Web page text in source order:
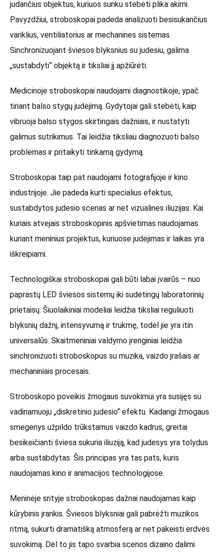
judančius objektus, kuriuos sunku stebėti plika akimi.
Pavyzdžiui, stroboskopai padeda analizuoti besisukančius
variklius, ventiliatorius ar mechanines sistemas.
Sinchronizuojant šviesos blyksnius su judesiu, galima
„sustabdyti“ objektą ir tiksliai jį apžiūrėti.
Medicinoje stroboskopai naudojami diagnostikoje, ypač
tiriant balso stygų judėjimą. Gydytojai gali stebėti, kaip
vibruoja balso stygos skirtingais dažniais, ir nustatyti
galimus sutrikimus. Tai leidžia tiksliau diagnozuoti balso
problemas ir pritaikyti tinkamą gydymą.
Stroboskopai taip pat naudojami fotografijoje ir kino
industrijoje. Jie padeda kurti specialius efektus,
sustabdytos judesio scenas ar net vizualines iliuzijas. Kai
kuriais atvejais stroboskopinis apšvietimas naudojamas
kuriant meninius projektus, kuriuose judėjimas ir laikas yra
iškreipiami.
Technologiškai stroboskopai gali būti labai įvairūs – nuo
paprastų LED šviesos sistemų iki sudėtingų laboratorinių
prietaisų. Šiuolaikiniai modeliai leidžia tiksliai reguliuoti
blyksnių dažnį, intensyvumą ir trukmę, todėl jie yra itin
universalūs. Skaitmeniniai valdymo įrenginiai leidžia
sinchronizuoti stroboskopus su muzika, vaizdo įrašais ar
mechaniniais procesais.
Stroboskopo poveikis žmogaus suvokimui yra susijęs su
vadinamuoju „diskretinio judesio“ efektu. Kadangi žmogaus
smegenys užpildo trūkstamus vaizdo kadrus, greitai
besikeičianti šviesa sukuria iliuziją, kad judesys yra tolydus
arba sustabdytas. Šis principas yra tas pats, kuris
naudojamas kino ir animacijos technologijose.
Meninėje srityje stroboskopas dažnai naudojamas kaip
kūrybinis įrankis. Šviesos blyksniai gali pabrėžti muzikos
ritmą, sukurti dramatišką atmosferą ar net pakeisti erdvės
suvokimą. Dėl to jis tapo svarbia scenos dizaino dalimi.